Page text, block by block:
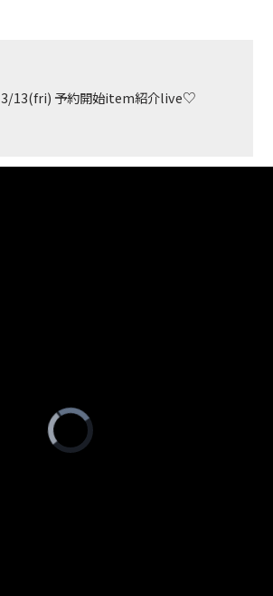
3/13(fri) 予約開始item紹介live♡